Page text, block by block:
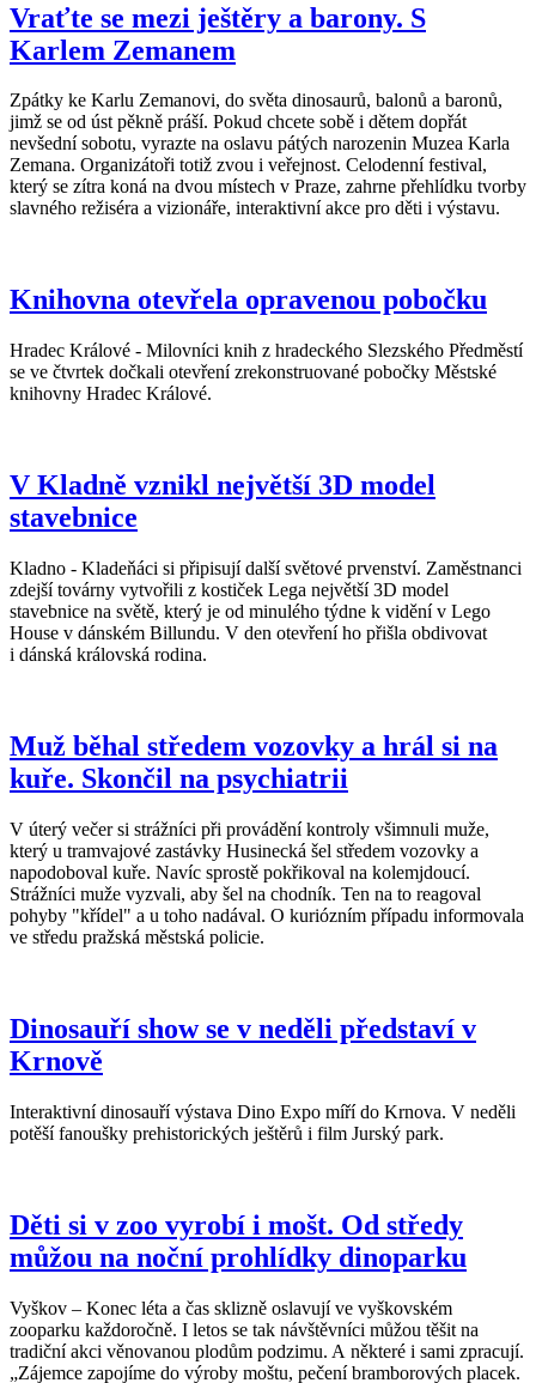
Vraťte se mezi ještěry a barony. S
Karlem Zemanem
Zpátky ke Karlu Zemanovi, do světa dinosaurů, balonů a baronů,
jimž se od úst pěkně práší. Pokud chcete sobě i dětem dopřát
nevšední sobotu, vyrazte na oslavu pátých narozenin Muzea Karla
Zemana. Organizátoři totiž zvou i veřejnost. Celodenní festival,
který se zítra koná na dvou místech v Praze, zahrne přehlídku tvorby
slavného režiséra a vizionáře, interaktivní akce pro děti i výstavu.
Knihovna otevřela opravenou pobočku
Hradec Králové - Milovníci knih z hradeckého Slezského Předměstí
se ve čtvrtek dočkali otevření zrekonstruované pobočky Městské
knihovny Hradec Králové.
V Kladně vznikl největší 3D model
stavebnice
Kladno - Kladeňáci si připisují další světové prvenství. Zaměstnanci
zdejší továrny vytvořili z kostiček Lega největší 3D model
stavebnice na světě, který je od minulého týdne k vidění v Lego
House v dánském Billundu. V den otevření ho přišla obdivovat
i dánská královská rodina.
Muž běhal středem vozovky a hrál si na
kuře. Skončil na psychiatrii
V úterý večer si strážníci při provádění kontroly všimnuli muže,
který u tramvajové zastávky Husinecká šel středem vozovky a
napodoboval kuře. Navíc sprostě pokřikoval na kolemjdoucí.
Strážníci muže vyzvali, aby šel na chodník. Ten na to reagoval
pohyby "křídel" a u toho nadával. O kuriózním případu informovala
ve středu pražská městská policie.
Dinosauří show se v neděli představí v
Krnově
Interaktivní dinosauří výstava Dino Expo míří do Krnova. V neděli
potěší fanoušky prehistorických ještěrů i film Jurský park.
Děti si v zoo vyrobí i mošt. Od středy
můžou na noční prohlídky dinoparku
Vyškov – Konec léta a čas sklizně oslavují ve vyškovském
zooparku každoročně. I letos se tak návštěvníci můžou těšit na
tradiční akci věnovanou plodům podzimu. A některé i sami zpracují.
„Zájemce zapojíme do výroby moštu, pečení bramborových placek.